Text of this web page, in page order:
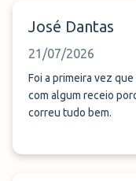
José Dantas
21/07/2026
Foi a primeira vez
com algum receio
correu tudo bem.